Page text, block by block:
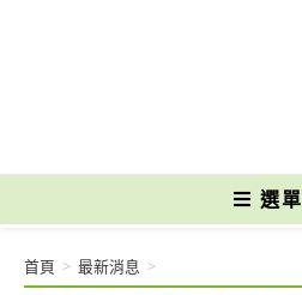
選單
首頁 > 最新消息 >